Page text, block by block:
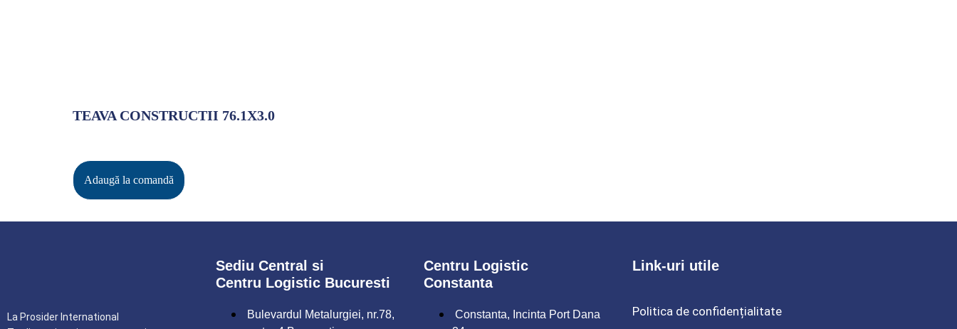
TEAVA CONSTRUCTII 76.1X3.0
Adaugă la comandă
La Prosider International
Sediu Central si
Centru Logistic Bucuresti
Bulevardul Metalurgiei, nr.78,
Centru Logistic
Constanta
Constanta, Incinta Port Dana
Link-uri utile
Politica de confidențialitate